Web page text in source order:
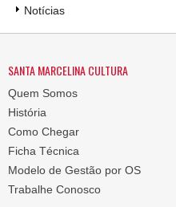
Notícias
SANTA MARCELINA CULTURA
Quem Somos
História
Como Chegar
Ficha Técnica
Modelo de Gestão por OS
Trabalhe Conosco